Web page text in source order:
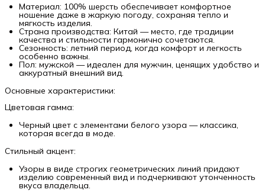
Материал: 100% шерсть обеспечивает комфортное
ношение даже в жаркую погоду, сохраняя тепло и
мягкость изделия.
Страна производства: Китай — место, где традиции
качества и стильности гармонично сочетаются.
Сезонность: летний период, когда комфорт и легкость
особенно важны.
Пол: мужской — идеален для мужчин, ценящих удобство и
аккуратный внешний вид.
Основные характеристики:
Цветовая гамма:
Черный цвет с элементами белого узора — классика,
которая всегда в моде.
Стильный акцент:
Узоры в виде строгих геометрических линий придают
изделию современный вид и подчеркивают утонченность
вкуса владельца.